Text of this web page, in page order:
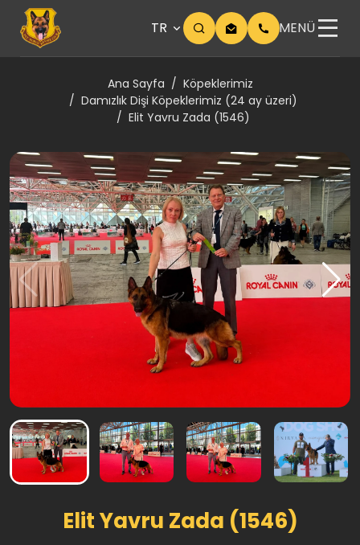
TR MENÜ
Ana Sayfa
Köpeklerimiz
Damızlık Dişi Köpeklerimiz (24 ay üzeri)
Elit Yavru Zada (1546)
Elit Yavru Zada (1546)